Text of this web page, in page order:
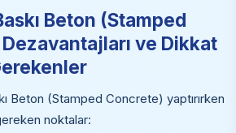
Beton (Stamped
ve Dikkat
Beton (Stamped Concrete) yaptırırken
noktalar: